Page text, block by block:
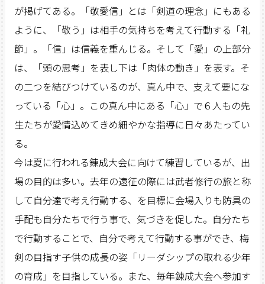
が掲げてある。「敬愛信」とは「剣道の理念」にもある
ように、「敬う」は相手の気持ちを考えて行動する「礼
節」。「信」は信義を重んじる。そして「愛」の上部分
は、「頭の思考」を表し下は「肉体の動き」を表す。そ
の二つを結びつけているのが、真ん中で、支えて要にな
っている「心」。この真ん中にある「心」で６人もの先
生たちが愛情込めてきめ細やかな指導に日々あたってい
る。
今は夏に行われる錬成大会に向けて練習しているが、出
場の目的は多い。去年の遠征の際には武者修行の旅と称
して自分達で考え行動する、を目標に会場入りも防具の
手配も自分たちで行う事で、気づきを促した。自分たち
で行動することで、自分で考えて行動する事ができ、梅
剣の目指す子供の成長の姿「リーダシップの取れる少年
の育成」を目指している。また、毎年錬成大会へ参加す